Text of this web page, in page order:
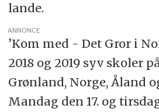
lande.
ANNONCE
’Kom med - Det Gror i
2018 og 2019 syv skoler
Grønland, Norge, Åland
Mandag den 17. og